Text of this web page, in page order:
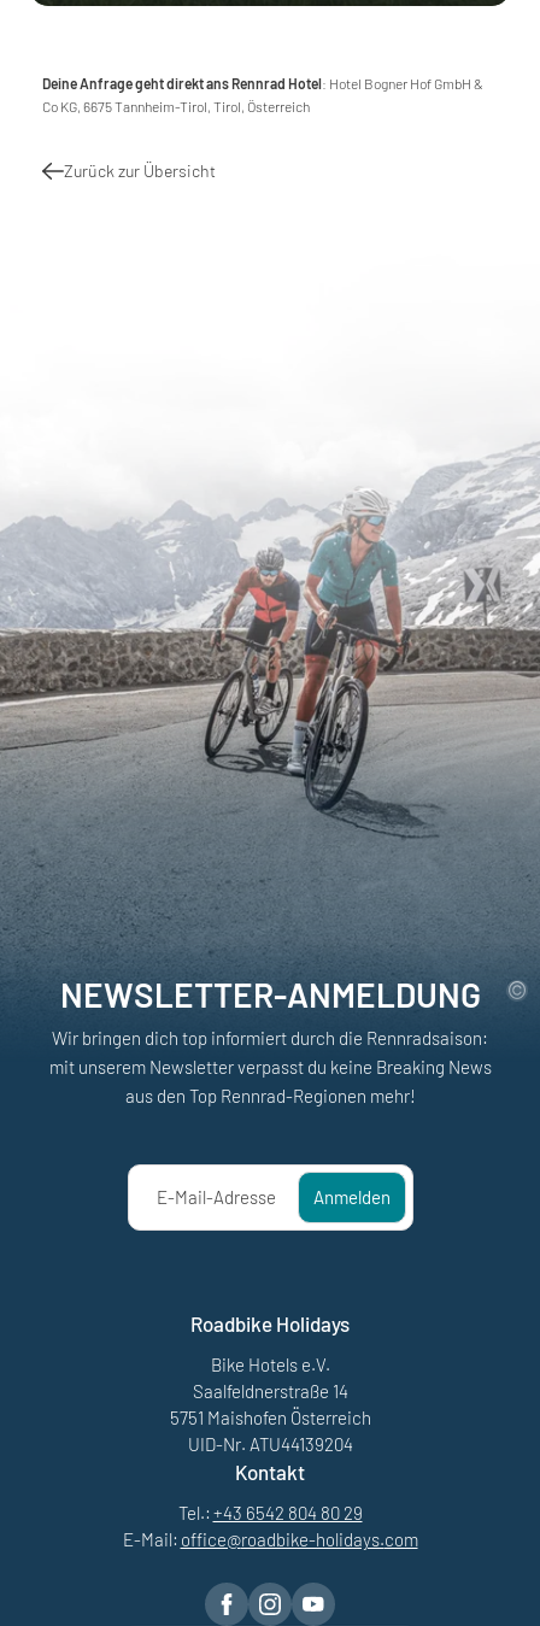
Deine Anfrage geht direkt ans Rennrad Hotel: Hotel Bogner Hof GmbH &
Co KG, 6675 Tannheim-Tirol, Tirol, Österreich
Zurück zur Übersicht
NEWSLETTER-ANMELDUNG
Wir bringen dich top informiert durch die Rennradsaison:
mit unserem Newsletter verpasst du keine Breaking News
aus den Top Rennrad-Regionen mehr!
E-Mail-Adresse Anmelden
Roadbike Holidays
Bike Hotels e.V.
Saalfeldnerstraße 14
5751 Maishofen Österreich
UID-Nr. ATU44139204
Kontakt
Tel.: +43 6542 804 80 29
E-Mail: office@roadbike-holidays.com